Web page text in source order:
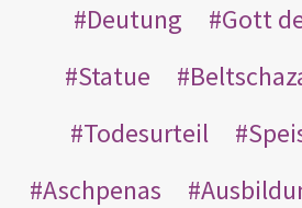
Deutung
Gott
Statue
Todesurteil
Aschpenas